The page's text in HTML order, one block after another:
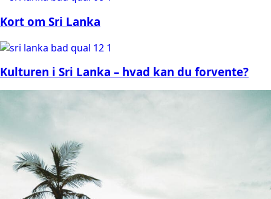
Kort om Sri Lanka
Kulturen i Sri Lanka – hvad kan du forvente?